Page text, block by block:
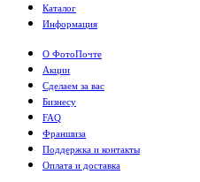
Каталог
Информация
О ФотоПочте
Акции
Сделаем за вас
Бизнесу
FAQ
Франшиза
Поддержка и контакты
Оплата и доставка